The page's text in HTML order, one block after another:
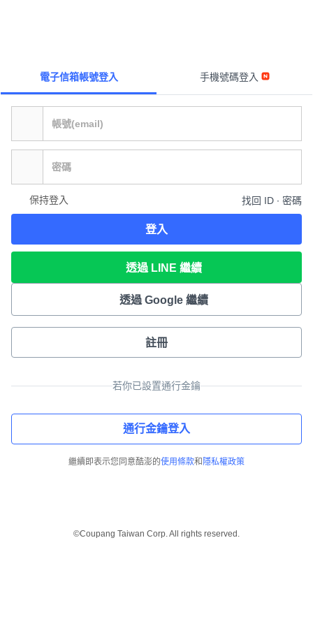
電子信箱帳號登入 手機號碼登入
保持登入 找回 ID ∙ 密碼
登入
透過 LINE 繼續
透過 Google 繼續
註冊
若你已設置通行金鑰
通行金鑰登入
繼續即表示您同意酷澎的使用條款和 隱私權政策
©Coupang Taiwan Corp. All rights reserved.